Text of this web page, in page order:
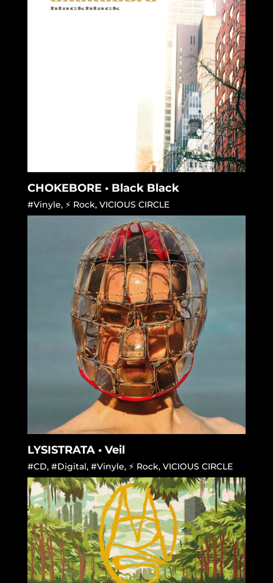
CHOKEBORE • Black Black
#Vinyle, ⚡ Rock, VICIOUS CIRCLE
LYSISTRATA • Veil
#CD, #Digital, #Vinyle, ⚡ Rock, VICIOUS CIRCLE